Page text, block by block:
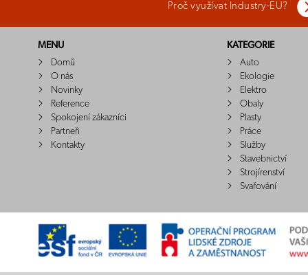
Proč využívat Industry-EU?
MENU
Domů
O nás
Novinky
Reference
Spokojení zákazníci
Partneři
Kontakty
KATEGORIE
Auto
Ekologie
Elektro
Obaly
Plasty
Práce
Služby
Stavebnictví
Strojírenství
Svařování